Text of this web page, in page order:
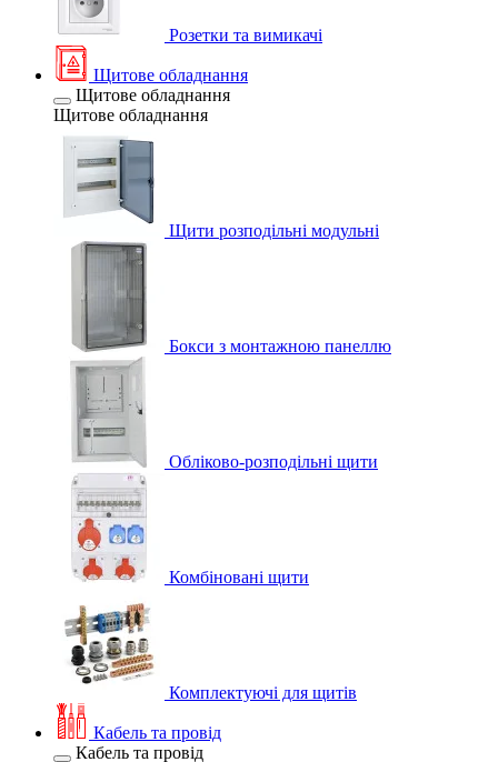
Розетки та вимикачі
Щитове обладнання
Щитове обладнання
Щитове обладнання
Щити розподільні модульні
Бокси з монтажною панеллю
Обліково-розподільні щити
Комбіновані щити
Комплектуючі для щитів
Кабель та провід
Кабель та провід